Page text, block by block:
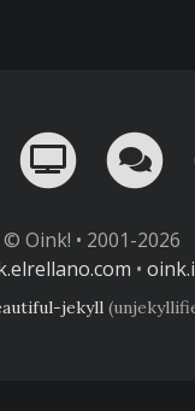
un email!
¡Nuestro canal en
Oink! TV
© Oink! • 2001-2026
•
jekyll